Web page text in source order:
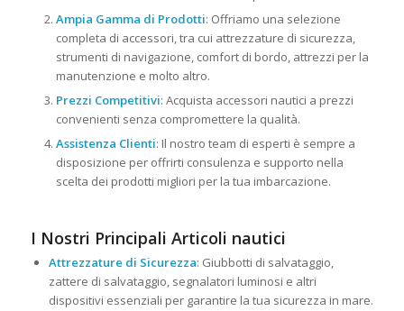
Ampia Gamma di Prodotti: Offriamo una selezione
completa di accessori, tra cui attrezzature di sicurezza,
strumenti di navigazione, comfort di bordo, attrezzi per la
manutenzione e molto altro.
Prezzi Competitivi: Acquista accessori nautici a prezzi
convenienti senza compromettere la qualità.
Assistenza Clienti: Il nostro team di esperti è sempre a
disposizione per offrirti consulenza e supporto nella
scelta dei prodotti migliori per la tua imbarcazione.
I Nostri Principali Articoli nautici
Attrezzature di Sicurezza: Giubbotti di salvataggio,
zattere di salvataggio, segnalatori luminosi e altri
dispositivi essenziali per garantire la tua sicurezza in mare.